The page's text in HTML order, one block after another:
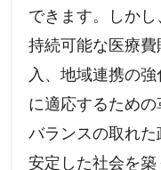
できます。しかし
持続可能な医療
入、地域連携の
に適応するための
バランスの取れ
安定した社会を築